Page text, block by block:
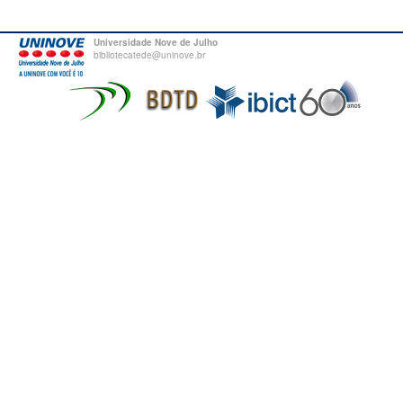
Universidade Nove de Julho
bibliotecatede@uninove.br